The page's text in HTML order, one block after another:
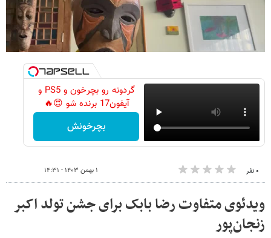
گردونه رو بچرخون و PS5 و
آیفون17 برنده شو 😍🔥
بچرخونش
۰ نفر ۱ بهمن ۱۴۰۳ - ۱۴:۳۱
ویدئوی متفاوت رضا بابک برای جشن تولد اکبر
زنجان‌پور